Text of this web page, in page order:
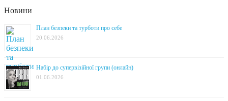
Новини
План безпеки та турботи про себе
20.06.2026
Набір до супервізійної групи (онлайн)
01.06.2026